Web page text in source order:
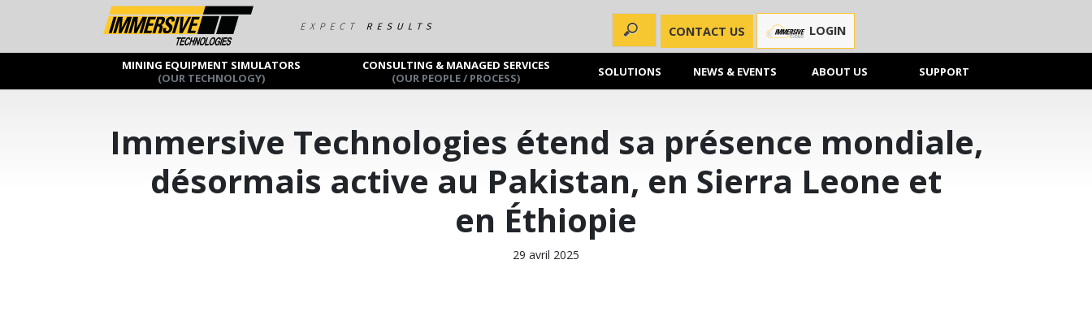
CONTACT US LOGIN
MINING EQUIPMENT SIMULATORS
(OUR TECHNOLOGY)
CONSULTING & MANAGED SERVICES
(OUR PEOPLE / PROCESS)
SOLUTIONS NEWS & EVENTS ABOUT US SUPPORT
Immersive Technologies étend sa présence mondiale,
désormais active au Pakistan, en Sierra Leone et
en Éthiopie
29 avril 2025